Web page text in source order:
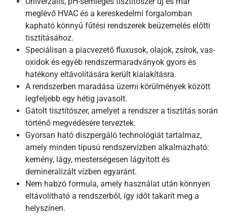
meglévő HVAC és a kereskedelmi forgalomban
kapható könnyű fűtési rendszerek beüzemelés előtti
tisztításához.
Speciálisan a piacvezető fluxusok, olajok, zsírok, vas-
oxidok és egyéb rendszermaradványok gyors és
hatékony eltávolítására került kialakításra.
A rendszerben maradása üzemi körülmények között
legfeljebb egy hétig javasolt.
Gátolt tisztítószer, amelyet a rendszer a tisztítás során
történő megvédésére terveztek.
Gyorsan ható diszpergáló technológiát tartalmaz,
amely minden típusú rendszervízben alkalmazható:
kemény, lágy, mesterségesen lágyított és
demineralizált vízben egyaránt.
Nem habzó formula, amely használat után könnyen
eltávolítható a rendszerből, így időt takarít meg a
helyszínen.